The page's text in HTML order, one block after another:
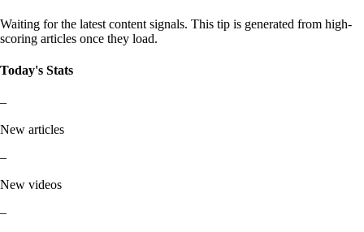
Waiting for the latest content signals. This tip is generated from high-
scoring articles once they load.
Today's Stats
–
New articles
–
New videos
–